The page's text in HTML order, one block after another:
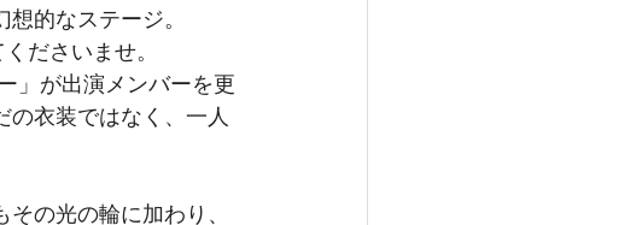
想的なステージ。
ださいませ。
衣装ではなく、一人